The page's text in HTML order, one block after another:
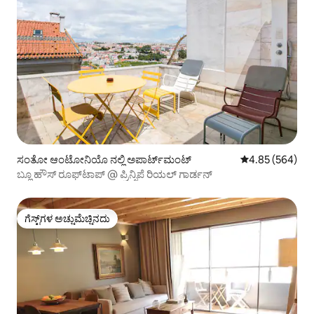
ಸಂತೋ ಆಂಟೋನಿಯೊ ನಲ್ಲಿ ಅಪಾರ್ಟ್‌ಮಂಟ್ 5 ರಲ್ಲಿ 4.85
4.85 (564)
ಬ್ಲೂ ಹೌಸ್ ರೂಫ್‌ಟಾಪ್ @ ಪ್ರಿನ್ಸಿಪೆ ರಿಯಲ್ ಗಾರ್ಡನ್
ಗೆಸ್ಟ್‌ಗಳ ಅಚ್ಚುಮೆಚ್ಚಿನದು
ಗೆಸ್ಟ್‌ಗಳ ಅಚ್ಚುಮೆಚ್ಚಿನದು